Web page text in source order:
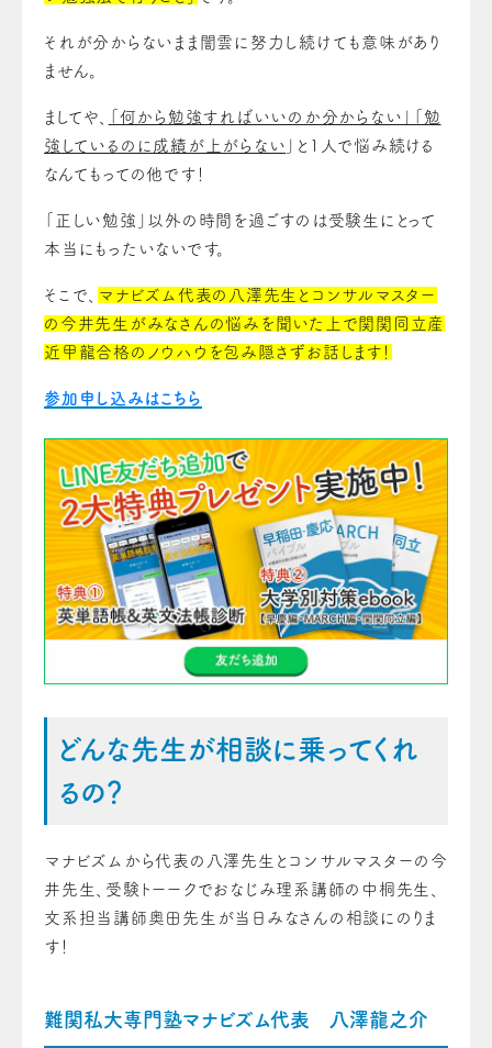
それが分からないまま闇雲に努力し続けても意味があり
ません。
ましてや、
「何から勉強すればいいのか分からない」「勉
強しているのに成績が上がらない 」と1人で悩み続ける
なんてもっての他です！
「正しい勉強」以外の時間を過ごすのは受験生にとって
本当にもったいないです。
そこで、
マナビズム代表の八澤先生とコンサルマスター
の今井先生がみなさんの悩みを聞いた上で関関同立産
近甲龍合格のノウハウを包み隠さずお話します！
参加申し込みはこちら
どんな先生が相談に乗ってくれ
るの？
マナビズムから代表の八澤先生とコンサルマスターの今
井先生、受験トーークでおなじみ理系講師の中桐先生、
文系担当講師奥田先生が当日みなさんの相談にのりま
す！
難関私大専門塾マナビズム代表 八澤龍之介